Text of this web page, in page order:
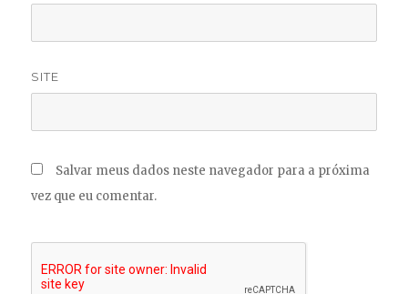
SITE
Salvar meus dados neste navegador para a próxima
vez que eu comentar.